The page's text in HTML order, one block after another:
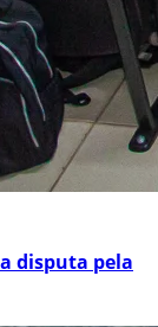
disputa pela